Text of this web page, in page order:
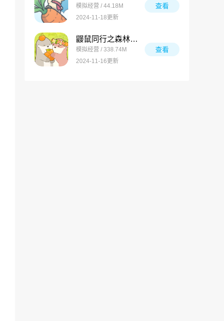
模拟经营 / 44.18M
2024-11-18更新
查看
鼹鼠同行之森林之家万圣节版
模拟经营 / 338.74M
2024-11-16更新
查看